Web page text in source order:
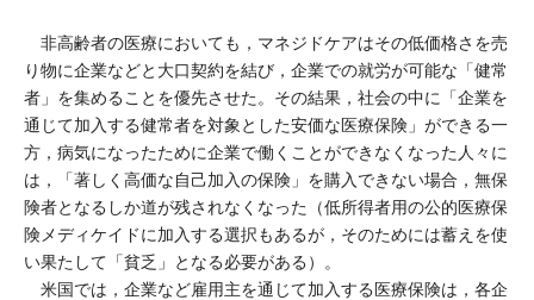
非高齢者の医療においても，マネジドケアはその低価格さを売
り物に企業などと大口契約を結び，企業での就労が可能な「健常
者」を集めることを優先させた。その結果，社会の中に「企業を
通じて加入する健常者を対象とした安価な医療保険」ができる一
方，病気になったために企業で働くことができなくなった人々に
は，「著しく高価な自己加入の保険」を購入できない場合，無保
険者となるしか道が残されなくなった（低所得者用の公的医療保
険メディケイドに加入する選択もあるが，そのためには蓄えを使
い果たして「貧乏」となる必要がある）。
米国では，企業など雇用主を通じて加入する医療保険は，各企